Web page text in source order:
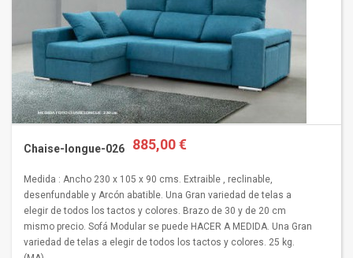
Chaise-longue-026 885,00 €
Medida : Ancho 230 x 105 x 90 cms. Extraible , reclinable,
desenfundable y Arcón abatible. Una Gran variedad de telas a
elegir de todos los tactos y colores. Brazo de 30 y de 20 cm
mismo precio. Sofá Modular se puede HACER A MEDIDA. Una Gran
variedad de telas a elegir de todos los tactos y colores. 25 kg.